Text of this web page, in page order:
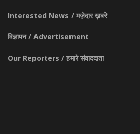
Interested News / मज़ेदार ख़बरे
विज्ञापन / Advertisement
Our Reporters / हमारे संवाददाता